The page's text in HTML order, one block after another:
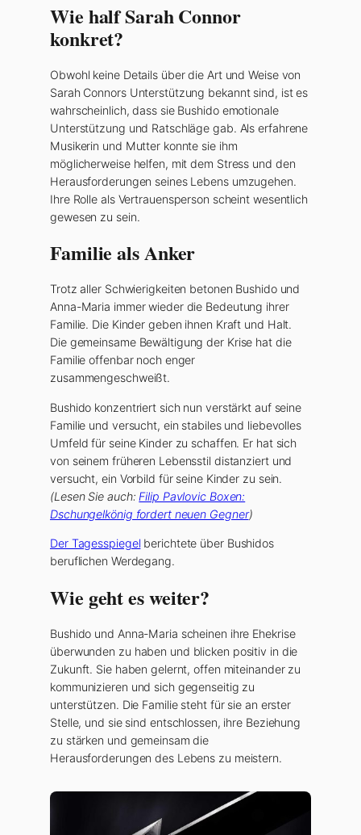
Wie half Sarah Connor
konkret?
Obwohl keine Details über die Art und Weise von
Sarah Connors Unterstützung bekannt sind, ist es
wahrscheinlich, dass sie Bushido emotionale
Unterstützung und Ratschläge gab. Als erfahrene
Musikerin und Mutter konnte sie ihm
möglicherweise helfen, mit dem Stress und den
Herausforderungen seines Lebens umzugehen.
Ihre Rolle als Vertrauensperson scheint wesentlich
gewesen zu sein.
Familie als Anker
Trotz aller Schwierigkeiten betonen Bushido und
Anna-Maria immer wieder die Bedeutung ihrer
Familie. Die Kinder geben ihnen Kraft und Halt.
Die gemeinsame Bewältigung der Krise hat die
Familie offenbar noch enger
zusammengeschweißt.
Bushido konzentriert sich nun verstärkt auf seine
Familie und versucht, ein stabiles und liebevolles
Umfeld für seine Kinder zu schaffen. Er hat sich
von seinem früheren Lebensstil distanziert und
versucht, ein Vorbild für seine Kinder zu sein.
(Lesen Sie auch: Filip Pavlovic Boxen:
Dschungelkönig fordert neuen Gegner)
Der Tagesspiegel berichtete über Bushidos
beruflichen Werdegang.
Wie geht es weiter?
Bushido und Anna-Maria scheinen ihre Ehekrise
überwunden zu haben und blicken positiv in die
Zukunft. Sie haben gelernt, offen miteinander zu
kommunizieren und sich gegenseitig zu
unterstützen. Die Familie steht für sie an erster
Stelle, und sie sind entschlossen, ihre Beziehung
zu stärken und gemeinsam die
Herausforderungen des Lebens zu meistern.